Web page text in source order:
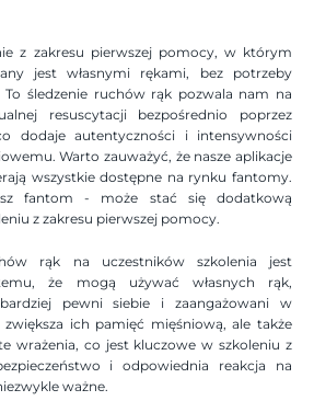
z zakresu pierwszej pomocy, w którym
jest własnymi rękami, bez potrzeby
śledzenie ruchów rąk pozwala nam na
resuscytacji bezpośrednio poprzez
dodaje autentyczności i intensywności
Warto zauważyć, że nasze aplikacje
wszystkie dostępne na rynku fantomy.
fantom - może stać się dodatkową
z zakresu pierwszej pomocy.
rąk na uczestników szkolenia jest
że mogą używać własnych rąk,
pewni siebie i zaangażowani w
ich pamięć mięśniową, ale także
wrażenia, co jest kluczowe w szkoleniu z
i odpowiednia reakcja na
ważne.